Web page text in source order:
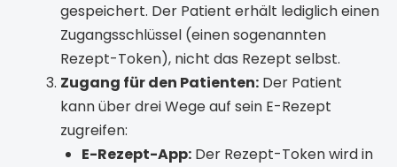
gespeichert. Der Patient erhält lediglich einen
Zugangsschlüssel (einen sogenannten
Rezept-Token), nicht das Rezept selbst.
Zugang für den Patienten: Der Patient
kann über drei Wege auf sein E-Rezept
zugreifen:
E-Rezept-App: Der Rezept-Token wird in